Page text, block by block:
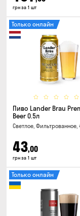
грн за 1 шт
Только онлайн
Пиво Lander Brau
Beer 0.5л
Светлое, Фильтрованное,
43,00
грн за 1 шт
Только онлайн